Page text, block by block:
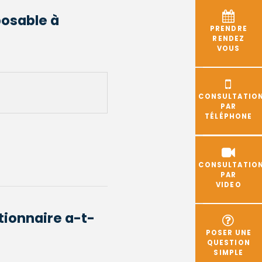
PRENDRE
RENDEZ
VOUS
PAR
TÉLÉPHONE
PAR
VIDEO
POSER UNE
QUESTION
SIMPLE
à
a-t-